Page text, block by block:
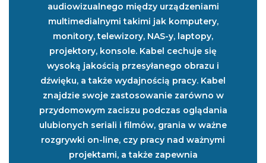
audiowizualnego między urządzeniami
multimedialnymi takimi jak komputery,
monitory, telewizory, NAS-y, laptopy,
projektory, konsole. Kabel cechuje się
wysoką jakością przesyłanego obrazu i
dźwięku, a także wydajnością pracy. Kabel
znajdzie swoje zastosowanie zarówno w
przydomowym zaciszu podczas oglądania
ulubionych seriali i filmów, grania w ważne
rozgrywki on-line, czy pracy nad ważnymi
projektami, a także zapewnia